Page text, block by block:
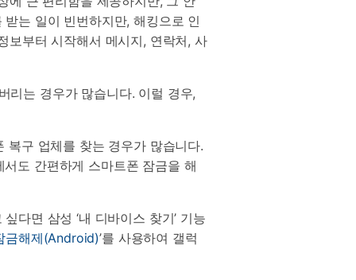
는 일이 빈번하지만, 해킹으로 인
보부터 시작해서 메시지, 연락처, 사
리는 경우가 많습니다. 이럴 경우,
복구 업체를 찾는 경우가 많습니다.
도 간편하게 스마트폰 잠금을 해
다면 삼성 ‘내 디바이스 찾기’ 기능
금해제(Android)’를 사용하여 갤럭